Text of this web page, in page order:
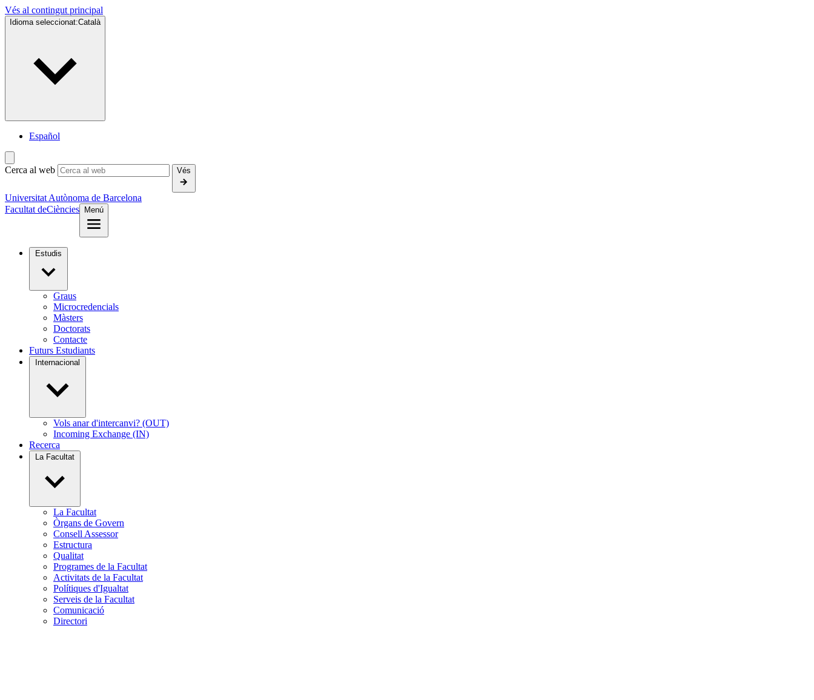
Vés al contingut principal
Idioma seleccionat:Català
Español
Cerca al web Vés
Universitat Autònoma de Barcelona
Facultat deCiències Menú
Estudis
Graus
Microcredencials
Màsters
Doctorats
Contacte
Futurs Estudiants
Internacional
Vols anar d'intercanvi? (OUT)
Incoming Exchange (IN)
Recerca
La Facultat
La Facultat
Òrgans de Govern
Consell Assessor
Estructura
Qualitat
Programes de la Facultat
Activitats de la Facultat
Polítiques d'Igualtat
Serveis de la Facultat
Comunicació
Directori